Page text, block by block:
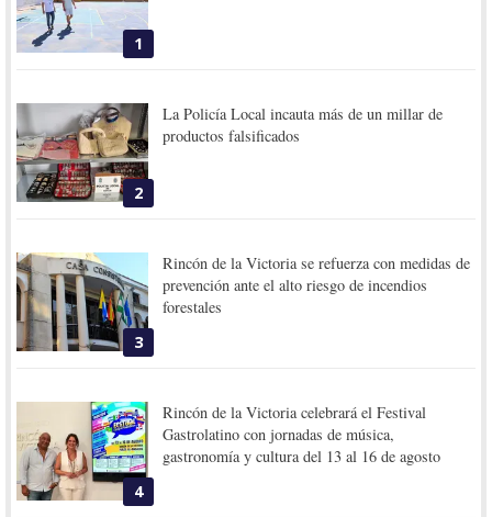
1
2
La Policía Local incauta más de un millar de
productos falsificados
3
Rincón de la Victoria se refuerza con medidas de
prevención ante el alto riesgo de incendios
forestales
4
Rincón de la Victoria celebrará el Festival
Gastrolatino con jornadas de música,
gastronomía y cultura del 13 al 16 de agosto